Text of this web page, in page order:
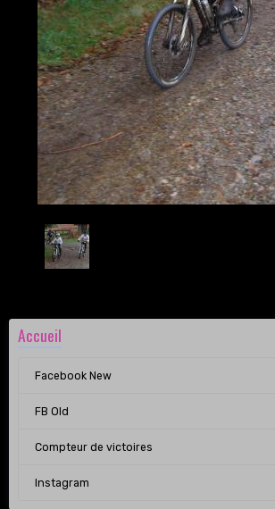
Accueil
Facebook New
FB Old
Compteur de victoires
Instagram